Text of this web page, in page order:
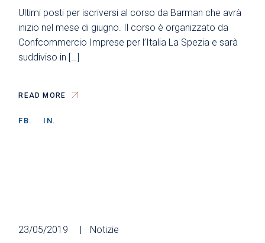
Ultimi posti per iscriversi al corso da Barman che avrà
inizio nel mese di giugno. Il corso è organizzato da
Confcommercio Imprese per l’Italia La Spezia e sarà
suddiviso in […]
READ MORE
FB. IN.
23/05/2019 Notizie